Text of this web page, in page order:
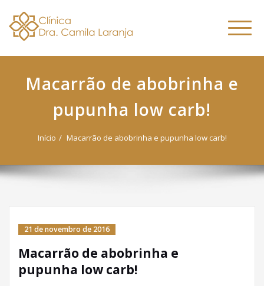
content
Laranja
Especialista em Fitoterapia
Macarrão de abobrinha e
pupunha low carb!
Início Macarrão de abobrinha e pupunha low carb!
21 de novembro de 2016
Macarrão de abobrinha e
pupunha low carb!